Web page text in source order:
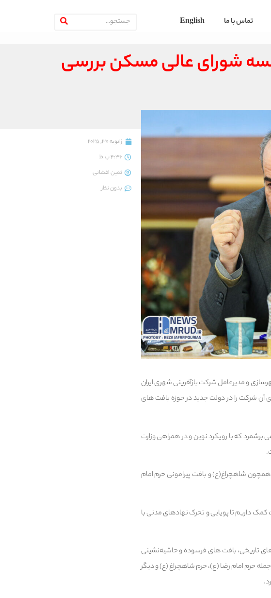
تماس با ما English
شورای عالی مسکن بررسی
و مدیرعامل شرکت بازآفرینی شهری ایران
های آن شرکت را در دولت جدید در حوزه بافت های
برشمرد که با رویکرد نوین و در همراهی وزارت
شاهچراغ(ع) و بافت پیرامونی حرم امام
داریم تا پویایی و تحرک نهادهای مدنی با
تاریخی، بافت های فرسوده و حاشیه‌نشینی
حرم امام رضا (ع)، حرم شاهچراغ (ع) و دیگر
ژانویه 30, 2025
4:36 ب.ظ
ثمین افشانی
بدون نظر